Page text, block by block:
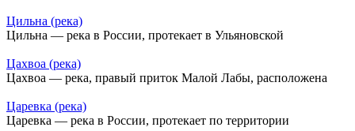
Цильна (река)
Цильна — река в России, протекает в Ульяновской
Цахвоа (река)
Цахвоа — река, правый приток Малой Лабы, расположена
Царевка (река)
Царевка — река в России, протекает по территории